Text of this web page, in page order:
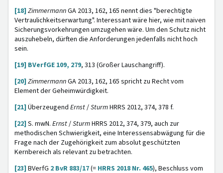
[18] ZimmermannGA 2013, 162, 165 nennt dies "berechtigte
Vertraulichkeitserwartung". Interessant wäre hier, wie mit naiven
Sicherungsvorkehrungen umzugehen wäre. Um den Schutz nicht
auszuhebeln, dürften die Anforderungen jedenfalls nicht hoch
sein.
[19] BVerfGE 109, 279, 313 (Großer Lauschangriff).
[20] ZimmermannGA 2013, 162, 165 spricht zu Recht vom
Element der Geheimwürdigkeit.
[21] Überzeugend Ernst/SturmHRRS 2012, 374, 378 f.
[22] S. mwN. Ernst/SturmHRRS 2012, 374, 379, auch zur
methodischen Schwierigkeit, eine Interessensabwägung für die
Frage nach der Zugehörigkeit zum absolut geschützten
Kernbereich als relevant zu betrachten.
[23] BVerfG 2 BvR 883/17(= HRRS 2018 Nr. 465), Beschluss vom